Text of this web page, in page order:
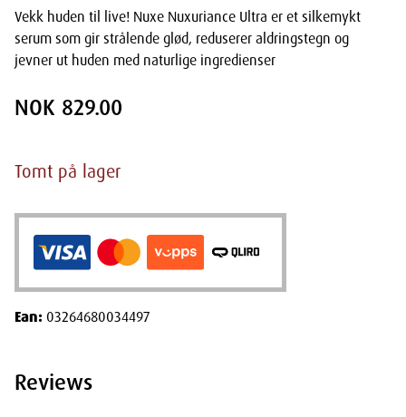
Vekk huden til live! Nuxe Nuxuriance Ultra er et silkemykt
serum som gir strålende glød, reduserer aldringstegn og
jevner ut huden med naturlige ingredienser
NOK 829.00
Tomt på lager
Ean: 03264680034497
Reviews